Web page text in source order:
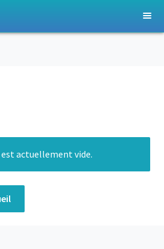
menu
actuellement vide.